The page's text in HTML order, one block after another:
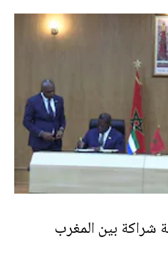
13 اتفاقية شراكة بين المغرب